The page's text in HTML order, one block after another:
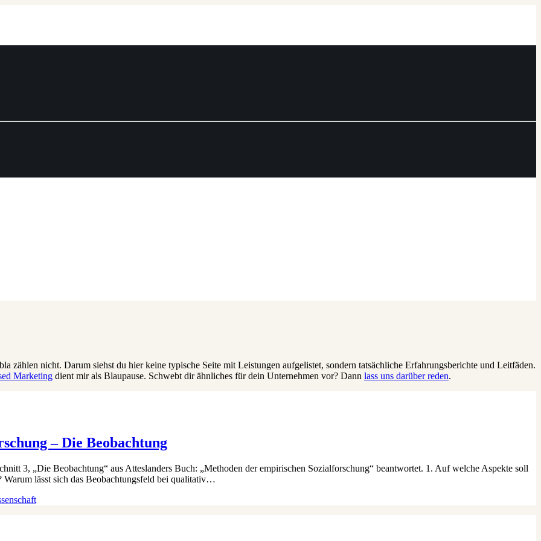
zählen nicht. Darum siehst du hier keine typische Seite mit Leistungen aufgelistet, sondern tatsächliche Erfahrungsberichte und Leitfäden.
Marketing dient mir als Blaupause. Schwebt dir ähnliches für dein Unternehmen vor? Dann lass uns darüber reden.
– Die Beobachtung
3, „Die Beobachtung“ aus Atteslanders Buch: „Methoden der empirischen Sozialforschung“ beantwortet. 1. Auf welche Aspekte soll
Warum lässt sich das Beobachtungsfeld bei qualitativ…